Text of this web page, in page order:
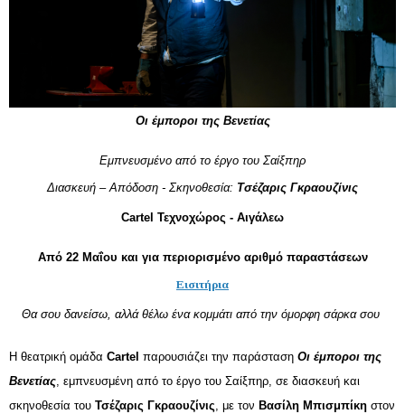
Οι έμποροι της Βενετίας
Εμπνευσμένο από το έργο του Σαίξπηρ
Διασκευή – Απόδοση - Σκηνοθεσία: Τσέζαρις Γκραουζίνις
Cartel Τεχνοχώρος - Αιγάλεω
Από 22 Μαΐου και για περιορισμένο αριθμό παραστάσεων
Εισιτήρια
Θα σου δανείσω, αλλά θέλω ένα κομμάτι από την όμορφη σάρκα σου
Η θεατρική ομάδα Cartel παρουσιάζει την παράσταση Οι έμποροι της
Βενετίας, εμπνευσμένη από το έργο του Σαίξπηρ, σε διασκευή και
σκηνοθεσία του Τσέζαρις Γκραουζίνις, με τον Βασίλη Μπισμπίκη στον